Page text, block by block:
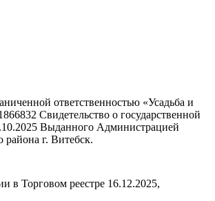
ответственностью «Усадьба и
Свидетельство о государственной
Выданного Администрацией
г. Витебск.
в Торговом реестре 16.12.2025,